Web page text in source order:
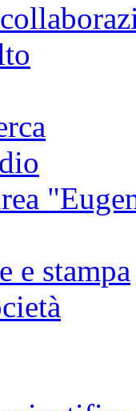
e stampa